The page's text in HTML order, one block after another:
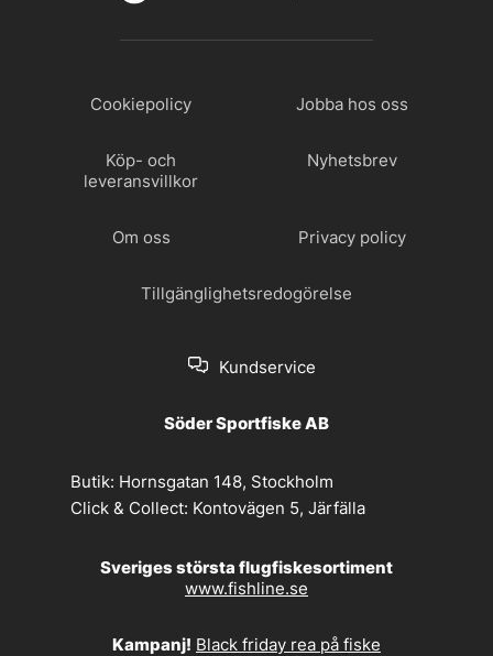
Cookiepolicy Jobba hos oss
Köp- och
leveransvillkor
Nyhetsbrev
Om oss Privacy policy
Tillgänglighetsredogörelse
Kundservice
Söder Sportfiske AB
Butik: Hornsgatan 148, Stockholm
Click & Collect: Kontovägen 5, Järfälla
Sveriges största flugfiskesortiment
www.fishline.se
Kampanj! Black friday rea på fiske